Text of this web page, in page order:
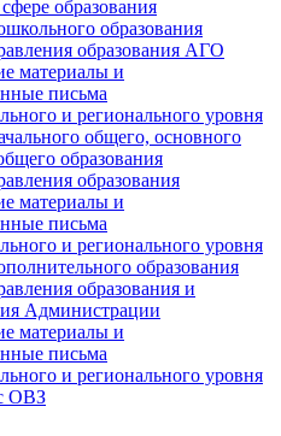
образования
образования
образования АГО
материалы и
письма
и регионального уровня
общего, основного
образования
образования
материалы и
письма
и регионального уровня
образования
образования и
Администрации
материалы и
письма
и регионального уровня
ОВЗ